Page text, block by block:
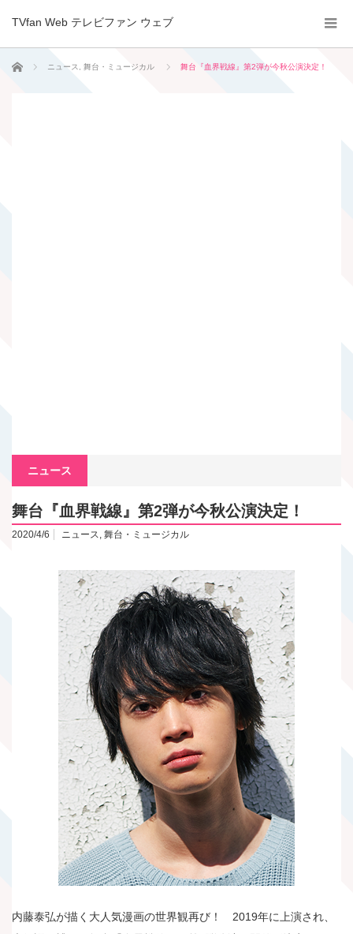
TVfan Web テレビファン ウェブ
ホーム ニュース 舞台・ミュージカル 舞台『血界戦線』第2弾が今秋公演決定！
ニュース
舞台『血界戦線』第2弾が今秋公演決定！
2020/4/6 ニュース, 舞台・ミュージカル
内藤泰弘が描く大人気漫画の世界観再び！ 2019年に上演され、